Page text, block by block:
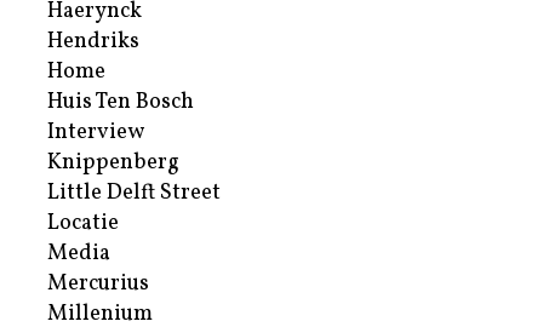
Haerynck
Hendriks
Home
Huis Ten Bosch
Interview
Knippenberg
Little Delft Street
Locatie
Media
Mercurius
Millenium